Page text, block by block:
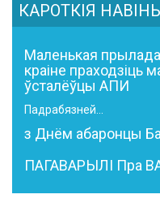
КАРОТКІЯ
Маленькая
краіне праходзіць
ўсталёўцы АПИ
Падрабязней...
з Днём абаронцы
ПАГАВАРЫЛІ Пра